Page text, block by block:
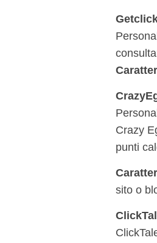
Crazy
punti
sito o